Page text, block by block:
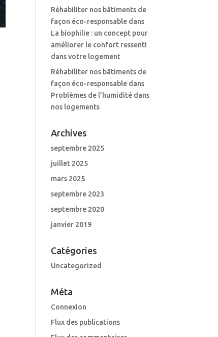
Réhabiliter nos bâtiments de
façon éco-responsable dans
La biophilie : un concept pour
améliorer le confort ressenti
dans votre logement
Réhabiliter nos bâtiments de
façon éco-responsable dans
Problèmes de l’humidité dans
nos logements
Archives
septembre 2025
juillet 2025
mars 2025
septembre 2023
septembre 2020
janvier 2019
Catégories
Uncategorized
Méta
Connexion
Flux des publications